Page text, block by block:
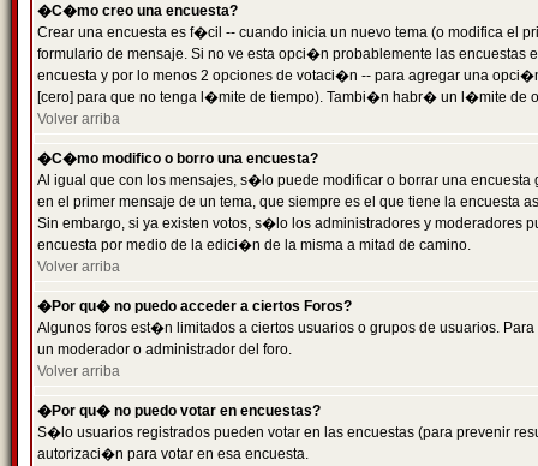
�C�mo creo una encuesta?
Crear una encuesta es f�cil -- cuando inicia un nuevo tema (o modifica el
formulario de mensaje. Si no ve esta opci�n probablemente las
encuesta y por lo menos 2 opciones de votaci�n -- para agregar una
[cero] para que no tenga l�mite de tiempo). Tambi�n habr� un l�mite de
Volver arriba
�C�mo modifico o borro una encuesta?
Al igual que con los mensajes, s�lo puede modificar o borrar una
en el primer mensaje de un tema, que siempre es el que tiene la encuesta
Sin embargo, si ya existen votos, s�lo los administradores y moderadores
encuesta por medio de la edici�n de la misma a mitad de camino.
Volver arriba
�Por qu� no puedo acceder a ciertos Foros?
Algunos foros est�n limitados a ciertos usuarios o grupos de usuarios.
un moderador o administrador del foro.
Volver arriba
�Por qu� no puedo votar en encuestas?
S�lo usuarios registrados pueden votar en las encuestas (para prevenir
autorizaci�n para votar en esa encuesta.